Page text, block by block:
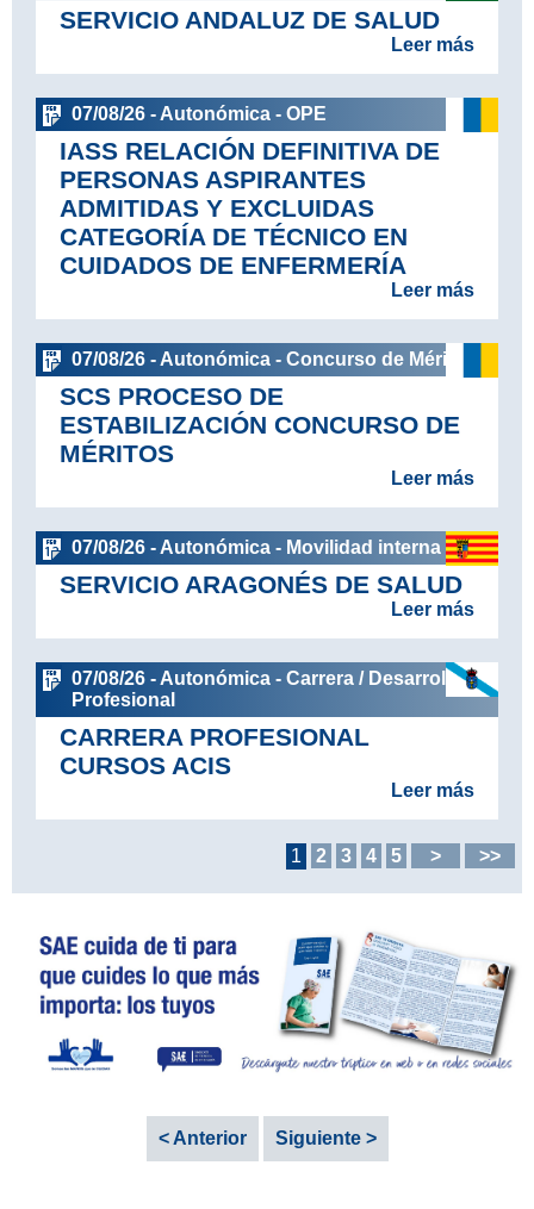
SERVICIO ANDALUZ DE SALUD
Leer más
07/08/26 - Autonómica - OPE
IASS RELACIÓN DEFINITIVA DE
PERSONAS ASPIRANTES
ADMITIDAS Y EXCLUIDAS
CATEGORÍA DE TÉCNICO EN
CUIDADOS DE ENFERMERÍA
Leer más
07/08/26 - Autonómica - Concurso de Méritos
SCS PROCESO DE
ESTABILIZACIÓN CONCURSO DE
MÉRITOS
Leer más
07/08/26 - Autonómica - Movilidad interna
SERVICIO ARAGONÉS DE SALUD
Leer más
07/08/26 - Autonómica - Carrera / Desarrollo
Profesional
CARRERA PROFESIONAL
CURSOS ACIS
Leer más
1 2 3 4 5 > >>
< Anterior Siguiente >